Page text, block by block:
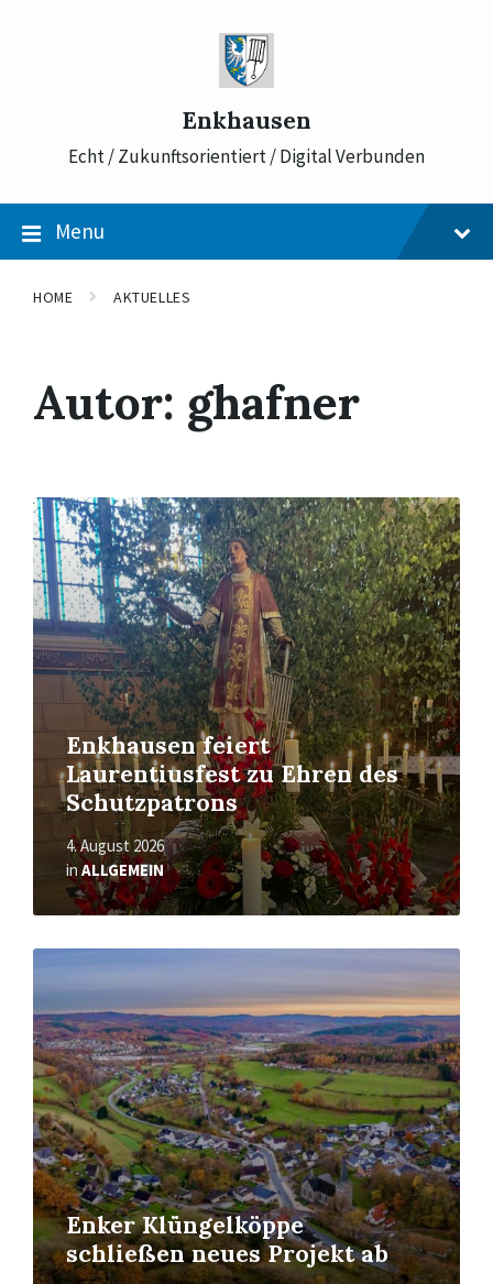
Enkhausen
Echt / Zukunftsorientiert / Digital Verbunden
Menu
HOME AKTUELLES
Autor: ghafner
Enkhausen feiert
Laurentiusfest zu Ehren des
Schutzpatrons
4. August 2026
inALLGEMEIN
Mehr
erfahren
Enker Klüngelköppe
schließen neues Projekt ab
Mehr